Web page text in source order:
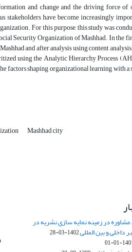
and change and the driving force of
stakeholders have become increasingly
For this purpose, this study was
Security Organization of Mashhad.In the
and after analysis using content
using the Analytic Hierarchy Process
factors shaping organizational learning with
Mashhad city
مشاوره در زمینه نمایه سازی نشریه در
داخلی و بین المللی1402-03-28
1401-